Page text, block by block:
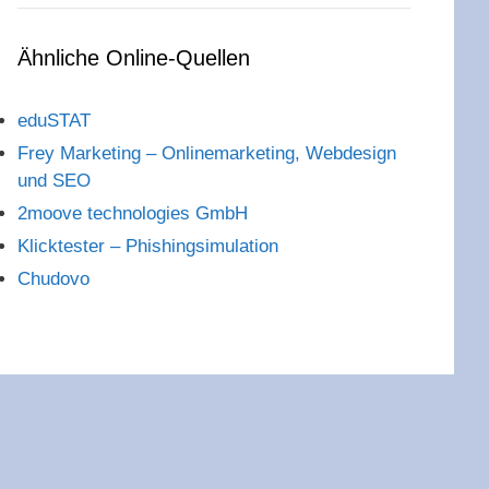
Ähnliche Online-Quellen
eduSTAT
Frey Marketing – Onlinemarketing, Webdesign
und SEO
2moove technologies GmbH
Klicktester – Phishingsimulation
Chudovo